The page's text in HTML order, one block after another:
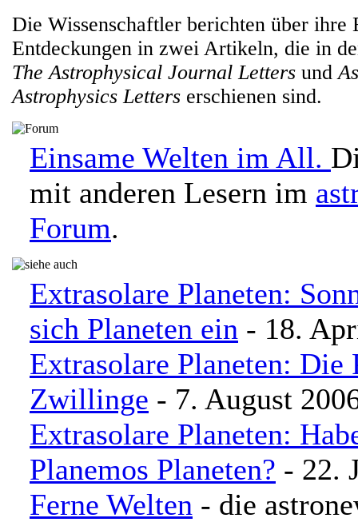
Die Wissenschaftler berichten über ihre
Entdeckungen in zwei Artikeln, die in
The Astrophysical Journal Letters und
Astrophysics Letters erschienen sind.
Einsame Welten im All.
mit anderen Lesern im
Forum.
Extrasolare Planeten:
sich Planeten ein - 18.
Extrasolare Planeten: Die
Zwillinge - 7. August
Extrasolare Planeten:
Planemos Planeten? - 22.
Ferne Welten - die